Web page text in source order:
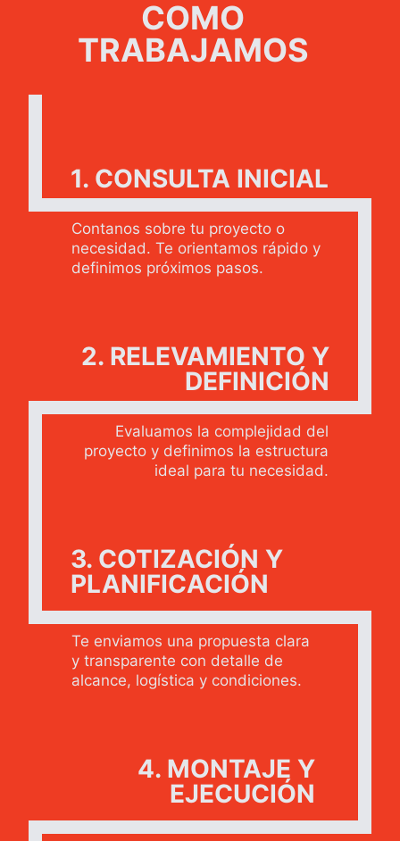
COMO
TRABAJAMOS
1. CONSULTA INICIAL
Contanos sobre tu proyecto o
necesidad. Te orientamos rápido y
definimos próximos pasos.
2. RELEVAMIENTO Y
DEFINICIÓN
Evaluamos la complejidad del
proyecto y definimos la estructura
ideal para tu necesidad.
3. COTIZACIÓN Y
PLANIFICACIÓN
Te enviamos una propuesta clara
y transparente con detalle de
alcance, logística y condiciones.
4. MONTAJE Y
EJECUCIÓN